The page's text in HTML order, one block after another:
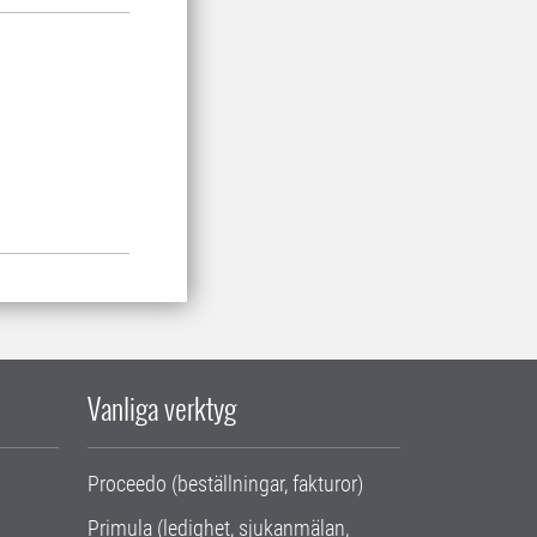
Vanliga verktyg
Proceedo (beställningar, fakturor)
Primula (ledighet, sjukanmälan,